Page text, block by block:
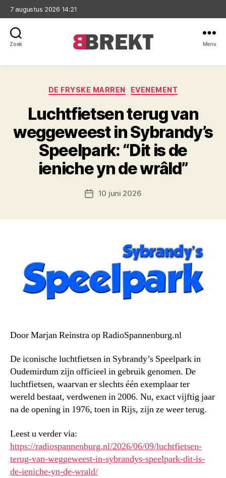
7 augustus 2026 14:21
Zoek Menu
Categorieën
DE FRYSKE MARREN EVENEMENT
Luchtfietsen terug van
weggeweest in Sybrandy’s
Speelpark: “Dit is de
ieniche yn de wrâld”
Berichtdatum
10 juni 2026
Door Marjan Reinstra op RadioSpannenburg.nl
De iconische luchtfietsen in Sybrandy’s Speelpark in
Oudemirdum zijn officieel in gebruik genomen. De
luchtfietsen, waarvan er slechts één exemplaar ter
wereld bestaat, verdwenen in 2006. Nu, exact vijftig jaar
na de opening in 1976, toen in Rijs, zijn ze weer terug.
Leest u verder via:
https://radiospannenburg.nl/2026/06/09/luchtfietsen-
terug-van-weggeweest-in-sybrandys-speelpark-dit-is-
de-ieniche-yn-de-wrald/